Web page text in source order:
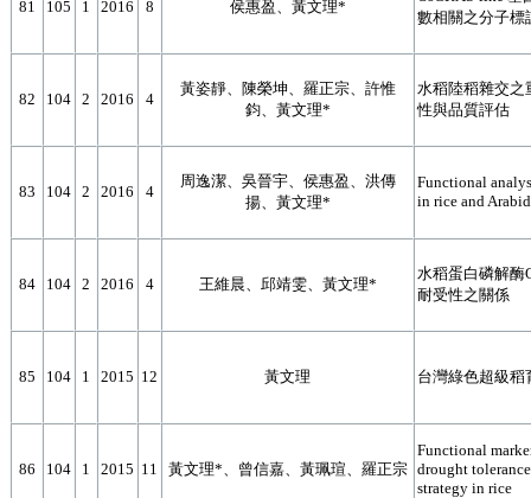
81 105 1 2016 8 侯惠盈、黃文理*
數相關之分子標
82 104 2 2016 4
黃姿靜、陳榮坤、羅正宗、許惟
鈞、黃文理*
水稻陸稻雜交之
性與品質評估
83 104 2 2016 4
周逸潔、吳晉宇、侯惠盈、洪傳
揚、黃文理*
Functional
in rice and
84 104 2 2016 4 王維晨、邱靖雯、黃文理*
水稻蛋白磷解酶
耐受性之關係
85 104 1 2015 12 黃文理 台灣綠色超級稻
86 104 1 2015 11 黃文理*、曾信嘉、黃珮瑄、羅正宗
Functional
drought
strategy in rice